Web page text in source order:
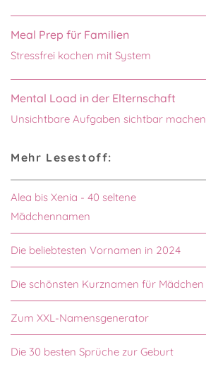
Meal Prep für Familien
Stressfrei kochen mit System
Mental Load in der Elternschaft
Unsichtbare Aufgaben sichtbar machen
Mehr Lesestoff:
Alea bis Xenia - 40 seltene
Mädchennamen
Die beliebtesten Vornamen in 2024
Die schönsten Kurznamen für Mädchen
Zum XXL-Namensgenerator
Die 30 besten Sprüche zur Geburt